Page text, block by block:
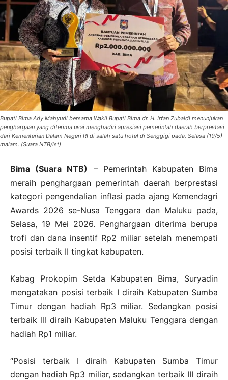
Bupati Bima Ady Mahyudi bersama Wakil Bupati Bima dr. H. Irfan Zubaidi menunjukan
penghargaan yang diterima usai menghadiri apresiasi pemerintah daerah berprestasi
dari Kementerian Dalam Negeri RI di salah satu hotel di Senggigi pada, Selasa (19/5)
malam. (Suara NTB/ist)
Bima (Suara NTB)
– Pemerintah Kabupaten Bima
meraih penghargaan pemerintah daerah berprestasi
kategori pengendalian inflasi pada ajang Kemendagri
Awards 2026 se-Nusa Tenggara dan Maluku pada,
Selasa, 19 Mei 2026. Penghargaan diterima berupa
trofi dan dana insentif Rp2 miliar setelah menempati
posisi terbaik II tingkat kabupaten.
Kabag Prokopim Setda Kabupaten Bima, Suryadin
mengatakan posisi terbaik I diraih Kabupaten Sumba
Timur dengan hadiah Rp3 miliar. Sedangkan posisi
terbaik III diraih Kabupaten Maluku Tenggara dengan
hadiah Rp1 miliar.
“Posisi terbaik I diraih Kabupaten Sumba Timur
dengan hadiah Rp3 miliar, sedangkan terbaik III diraih